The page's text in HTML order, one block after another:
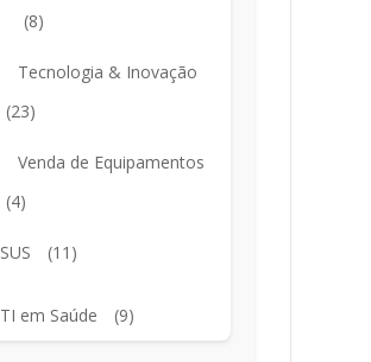
(8)
Tecnologia & Inovação
(23)
Venda de Equipamentos
(4)
SUS (11)
TI em Saúde (9)